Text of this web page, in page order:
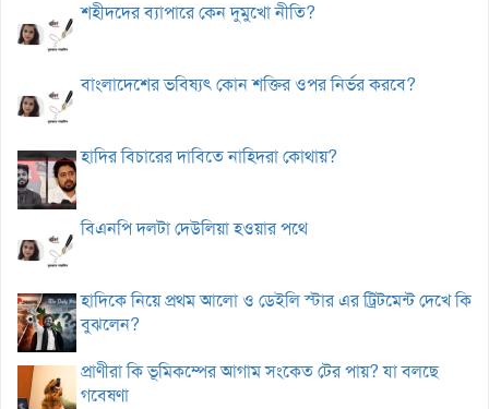
শহীদদের ব্যাপারে কেন দুমুখো নীতি?
বাংলাদেশের ভবিষ্যৎ কোন শক্তির ওপর নির্ভর করবে?
হাদির বিচারের দাবিতে নাহিদরা কোথায়?
বিএনপি দলটা দেউলিয়া হওয়ার পথে
হাদিকে নিয়ে প্রথম আলো ও ডেইলি স্টার এর ট্রিটমেন্ট দেখে কি
বুঝলেন?
প্রাণীরা কি ভূমিকম্পের আগাম সংকেত টের পায়? যা বলছে
গবেষণা